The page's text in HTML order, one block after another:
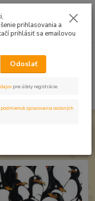
za0,00 EUR
digi
prihlasovania a
prihlásiť sa emailovou
Odoslať
pre účely registrácie.
podmienok spracovania osobných